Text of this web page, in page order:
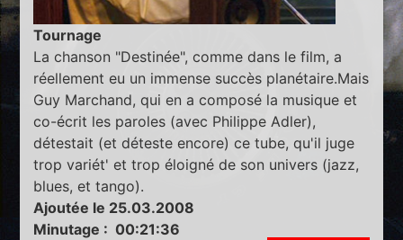
Tournage
La chanson "Destinée", comme dans le film, a
réellement eu un immense succès planétaire.Mais
Guy Marchand, qui en a composé la musique et
co-écrit les paroles (avec Philippe Adler),
détestait (et déteste encore) ce tube, qu'il juge
trop variét' et trop éloigné de son univers (jazz,
blues, et tango).
Ajoutée le 25.03.2008
Minutage : 00:21:36